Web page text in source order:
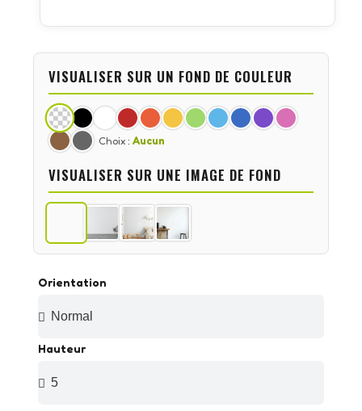
Orientation
Hauteur
VISUALISER SUR UN FOND DE COULEUR
Choix : Aucun
VISUALISER SUR UNE IMAGE DE FOND